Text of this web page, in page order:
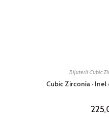
Bijuterii Cubic
Cubic Zirconia ·